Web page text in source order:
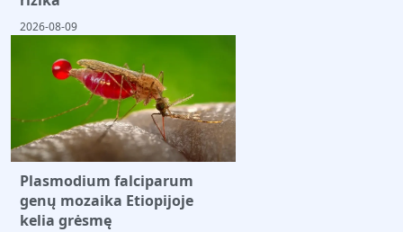
2026-08-09
Plasmodium falciparum
genų mozaika Etiopijoje
kelia grėsmę